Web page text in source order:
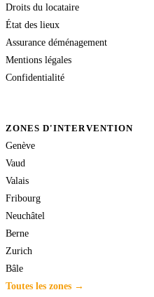
Droits du locataire
État des lieux
Assurance déménagement
Mentions légales
Confidentialité
ZONES D'INTERVENTION
Genève
Vaud
Valais
Fribourg
Neuchâtel
Berne
Zurich
Bâle
Toutes les zones →